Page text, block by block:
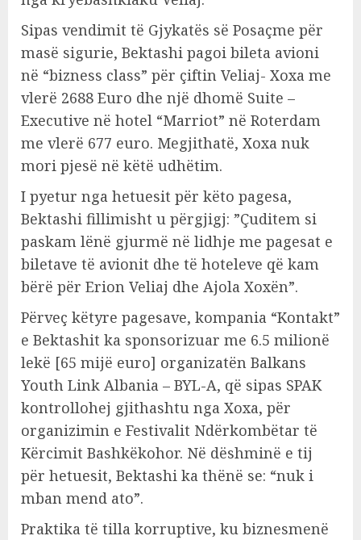
Sipas vendimit të Gjykatës së Posaçme për
masë sigurie, Bektashi pagoi bileta avioni
në “bizness class” për çiftin Veliaj- Xoxa me
vlerë 2688 Euro dhe një dhomë Suite –
Executive në hotel “Marriot” në Roterdam
me vlerë 677 euro. Megjithatë, Xoxa nuk
mori pjesë në këtë udhëtim.
I pyetur nga hetuesit për këto pagesa,
Bektashi fillimisht u përgjigj: ”Çuditem si
paskam lënë gjurmë në lidhje me pagesat e
biletave të avionit dhe të hoteleve që kam
bërë për Erion Veliaj dhe Ajola Xoxën”.
Përveç këtyre pagesave, kompania “Kontakt”
e Bektashit ka sponsorizuar me 6.5 milionë
lekë [65 mijë euro] organizatën Balkans
Youth Link Albania – BYL-A, që sipas SPAK
kontrollohej gjithashtu nga Xoxa, për
organizimin e Festivalit Ndërkombëtar të
Kërcimit Bashkëkohor. Në dëshminë e tij
për hetuesit, Bektashi ka thënë se: “nuk i
mban mend ato”.
Praktika të tilla korruptive, ku biznesmenë